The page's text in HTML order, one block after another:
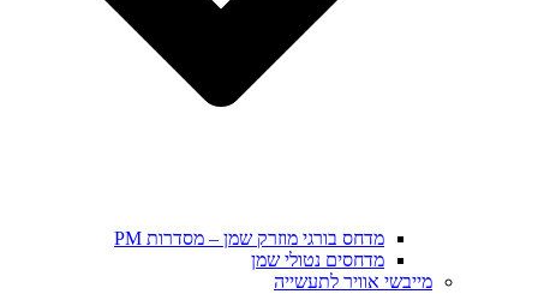
מדחס בורגי מוזרק שמן – מסדרות PM
מדחסים נטולי שמן
מייבשי אוויר לתעשייה